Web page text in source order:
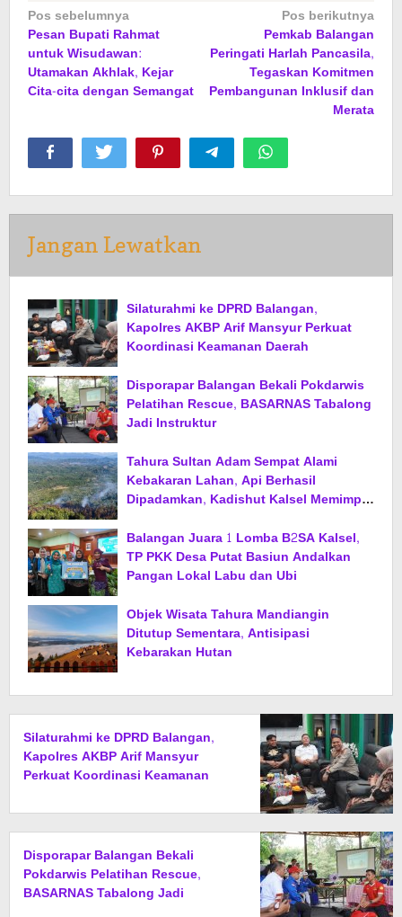
Navigasi
pos
Pos sebelumnya
Pesan Bupati Rahmat
untuk Wisudawan:
Utamakan Akhlak, Kejar
Cita-cita dengan Semangat
Pos berikutnya
Pemkab Balangan
Peringati Harlah Pancasila,
Tegaskan Komitmen
Pembangunan Inklusif dan
Merata
Jangan Lewatkan
Silaturahmi ke DPRD Balangan,
Kapolres AKBP Arif Mansyur Perkuat
Koordinasi Keamanan Daerah
Disporapar Balangan Bekali Pokdarwis
Pelatihan Rescue, BASARNAS Tabalong
Jadi Instruktur
Tahura Sultan Adam Sempat Alami
Kebakaran Lahan, Api Berhasil
Dipadamkan, Kadishut Kalsel Memimpin
Balangan Juara 1 Lomba B2SA Kalsel,
TP PKK Desa Putat Basiun Andalkan
Pangan Lokal Labu dan Ubi
Objek Wisata Tahura Mandiangin
Ditutup Sementara, Antisipasi
Kebarakan Hutan
Silaturahmi ke DPRD Balangan,
Kapolres AKBP Arif Mansyur
Perkuat Koordinasi Keamanan
Disporapar Balangan Bekali
Pokdarwis Pelatihan Rescue,
BASARNAS Tabalong Jadi